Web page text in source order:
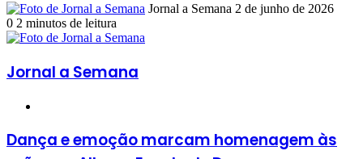
Jornal a Semana Mande
2 de junho de 2026
0 2 minutos de leitura
Jornal a Semana
Dança
eDança e emoção marcam homenagem às